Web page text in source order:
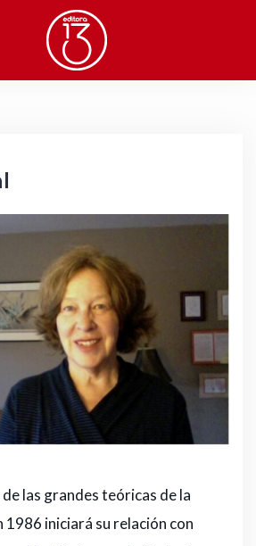
de las grandes teóricas de la
1986 iniciará su relación con